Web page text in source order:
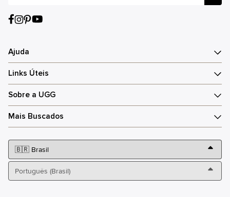
Ajuda
Links Úteis
Sobre a UGG
Mais Buscados